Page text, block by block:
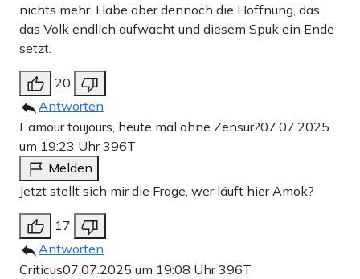
nichts mehr. Habe aber dennoch die Hoffnung, das
das Volk endlich aufwacht und diesem Spuk ein Ende
setzt.
20
Antworten
L’amour toujours, heute mal ohne Zensur?07.07.2025
um 19:23 Uhr396T
Melden
Jetzt stellt sich mir die Frage, wer läuft hier Amok?
17
Antworten
Criticus07.07.2025 um 19:08 Uhr396T